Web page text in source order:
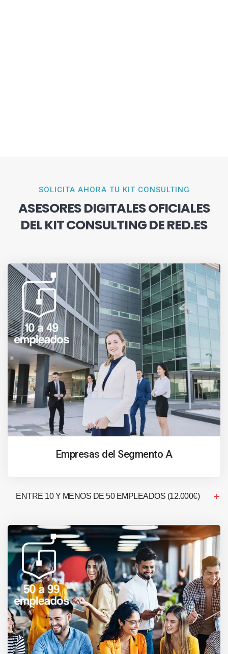
SOLICITA AHORA TU KIT CONSULTING
ASESORES DIGITALES OFICIALES
DEL KIT CONSULTING DE RED.ES
Empresas del Segmento A
ENTRE 10 Y MENOS DE 50 EMPLEADOS (12.000€)